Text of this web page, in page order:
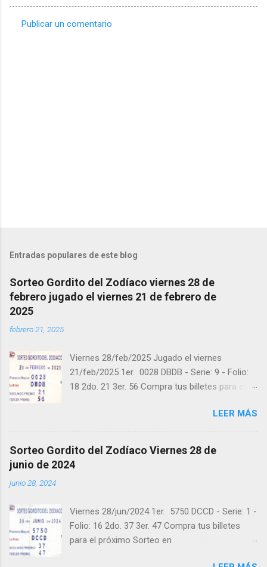
Publicar un comentario
Entradas populares de este blog
Sorteo Gordito del Zodíaco viernes 28 de
febrero jugado el viernes 21 de febrero de
2025
febrero 21, 2025
Viernes 28/feb/2025 Jugado el viernes
21/feb/2025 1er. 0028 DBDB - Serie: 9 - Folio:
18 2do. 21 3er. 56 Compra tus billetes para el
instagram.com/balotas_panama - En Twitter:
@balotas y Facebook: facebook.com/balotas
Pruebe su suerte en las mejores loterías
"Buena Suerte" para el próximo sorteo,
recuerden visitarnos en balotas.com para
conocer los datos que le ayudaran a ganar y
LEER MÁS
Sorteo Gordito del Zodíaco Viernes 28 de
junio de 2024
junio 28, 2024
Viernes 28/jun/2024 1er. 5750 DCCD - Serie: 1 -
Folio: 16 2do. 37 3er. 47 Compra tus billetes
para el próximo Sorteo en